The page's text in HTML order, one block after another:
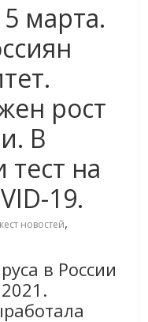
марта.
рост
В
тест на
19.
новостей,
в России